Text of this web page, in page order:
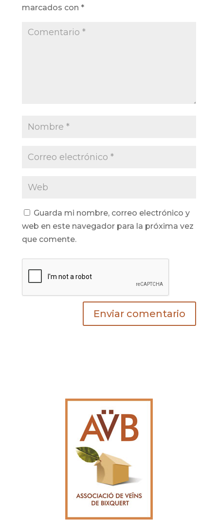
marcados con *
Guarda mi nombre, correo electrónico y
web en este navegador para la próxima vez
que comente.